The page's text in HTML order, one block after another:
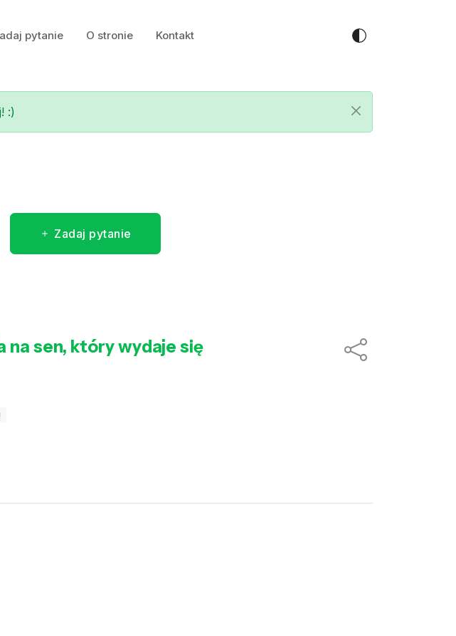
pytanie O stronie Kontakt
:)
Zadaj pytanie
na sen, który wydaje się